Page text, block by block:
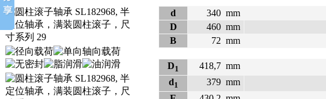
d 340 mm
D
460 mm
B
72 mm
D1 418,7 mm
d1 379 mm